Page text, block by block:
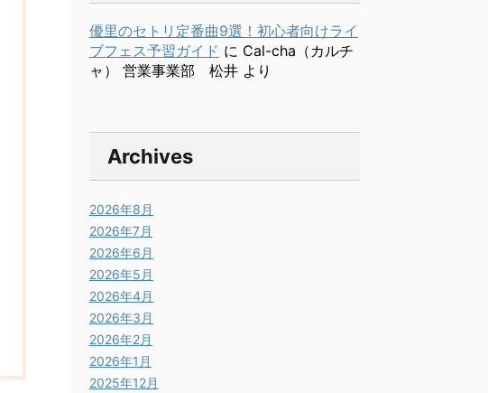
優里のセトリ定番曲9選！初心者向けライ
ブフェス予習ガイド に Cal-cha（カルチ
ャ） 営業事業部 松井 より
Archives
2026年8月
2026年7月
2026年6月
2026年5月
2026年4月
2026年3月
2026年2月
2026年1月
2025年12月